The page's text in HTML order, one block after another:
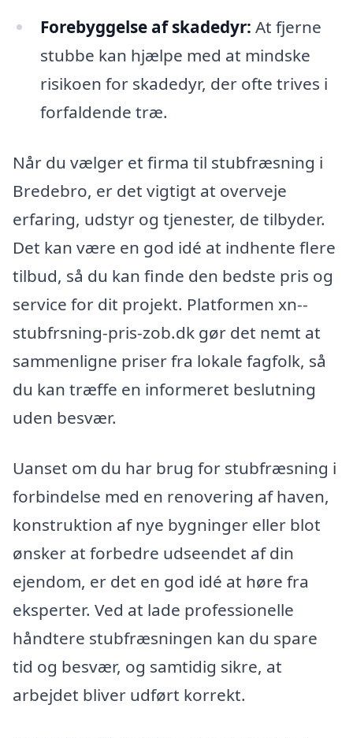
Forebyggelse af skadedyr: At fjerne
stubbe kan hjælpe med at mindske
risikoen for skadedyr, der ofte trives i
forfaldende træ.
Når du vælger et firma til stubfræsning i
Bredebro, er det vigtigt at overveje
erfaring, udstyr og tjenester, de tilbyder.
Det kan være en god idé at indhente flere
tilbud, så du kan finde den bedste pris og
service for dit projekt. Platformen xn--
stubfrsning-pris-zob.dk gør det nemt at
sammenligne priser fra lokale fagfolk, så
du kan træffe en informeret beslutning
uden besvær.
Uanset om du har brug for stubfræsning i
forbindelse med en renovering af haven,
konstruktion af nye bygninger eller blot
ønsker at forbedre udseendet af din
ejendom, er det en god idé at høre fra
eksperter. Ved at lade professionelle
håndtere stubfræsningen kan du spare
tid og besvær, og samtidig sikre, at
arbejdet bliver udført korrekt.